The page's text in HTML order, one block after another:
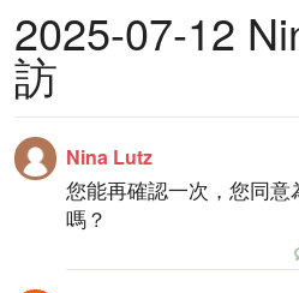
2025-07-12
訪
Nina Lutz
您能再確認一次，您同
嗎？